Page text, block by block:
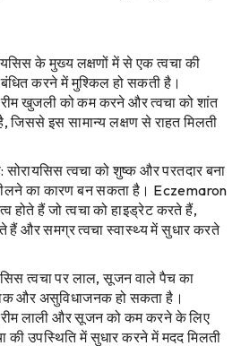
के मुख्य लक्षणों में से एक त्वचा की
करने में मुश्किल हो सकती है।
खुजली को कम करने और त्वचा को शांत
जिससे इस सामान्य लक्षण से राहत मिलती
सोरायसिस त्वचा को शुष्क और परतदार बना
का कारण बन सकता है। Eczemaron
होते हैं जो त्वचा को हाइड्रेट करते हैं,
और समग्र त्वचा स्वास्थ्य में सुधार करते
त्वचा पर लाल, सूजन वाले पैच का
और असुविधाजनक हो सकता है।
लाली और सूजन को कम करने के लिए
की उपस्थिति में सुधार करने में मदद मिलती